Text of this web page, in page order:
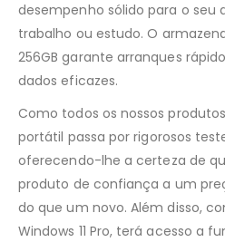
desempenho sólido para o seu
trabalho ou estudo. O
256GB garante arranques
dados eficazes.
Como todos os nossos
portátil passa por rigorosos
oferecendo-lhe a certeza de
produto de confiança a um
do que um novo. Além disso,
Windows 11 Pro, terá acesso a